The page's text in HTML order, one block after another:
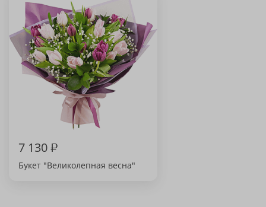
7 130₽
Букет "Великолепная весна"